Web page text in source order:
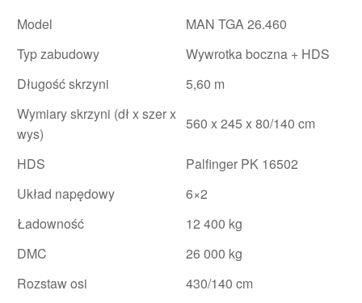
Model
MAN TGA 26.460
Typ zabudowy
Wywrotka boczna + HDS
Długość skrzyni
5,60 m
Wymiary skrzyni (dł x szer x
wys)
560 x 245 x 80/140 cm
HDS
Palfinger PK 16502
Układ napędowy
6×2
Ładowność
12 400 kg
DMC
26 000 kg
Rozstaw osi
430/140 cm